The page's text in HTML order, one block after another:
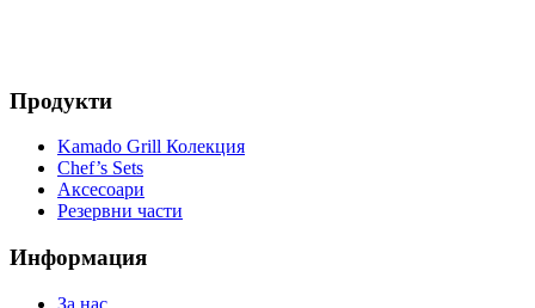
Продукти
Kamado Grill Колекция
Chef’s Sets
Аксесоари
Резервни части
Информация
За нас